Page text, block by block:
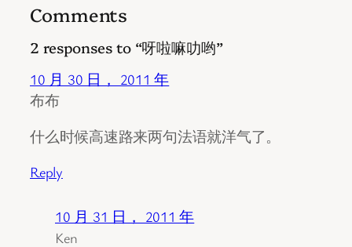
Comments
2 responses to “呀啦嘛叻哟”
10 月 30 日， 2011 年
布布
什么时候高速路来两句法语就洋气了。
Reply
10 月 31 日， 2011 年
Ken